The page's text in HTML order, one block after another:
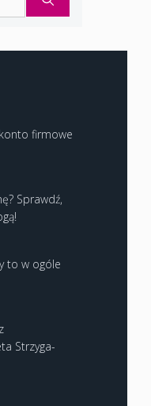
firmowe
Sprawdź,
to w ogóle
Strzyga-